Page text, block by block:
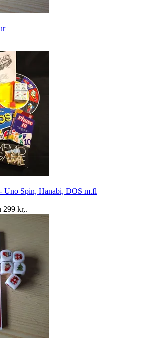
Uno Spin, Hanabi, DOS m.fl
299 kr,.